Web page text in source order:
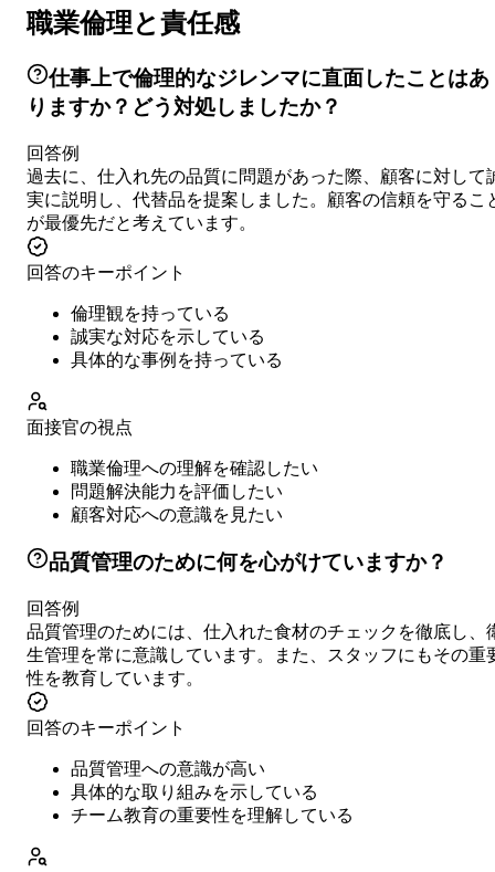
職業倫理と責任感
仕事上で倫理的なジレンマに直面したことはあ
りますか？どう対処しましたか？
回答例
過去に、仕入れ先の品質に問題があった際、顧客に対して
実に説明し、代替品を提案しました。顧客の信頼を守るこ
が最優先だと考えています。
回答のキーポイント
倫理観を持っている
誠実な対応を示している
具体的な事例を持っている
面接官の視点
職業倫理への理解を確認したい
問題解決能力を評価したい
顧客対応への意識を見たい
品質管理のために何を心がけていますか？
回答例
品質管理のためには、仕入れた食材のチェックを徹底し、
生管理を常に意識しています。また、スタッフにもその重
性を教育しています。
回答のキーポイント
品質管理への意識が高い
具体的な取り組みを示している
チーム教育の重要性を理解している